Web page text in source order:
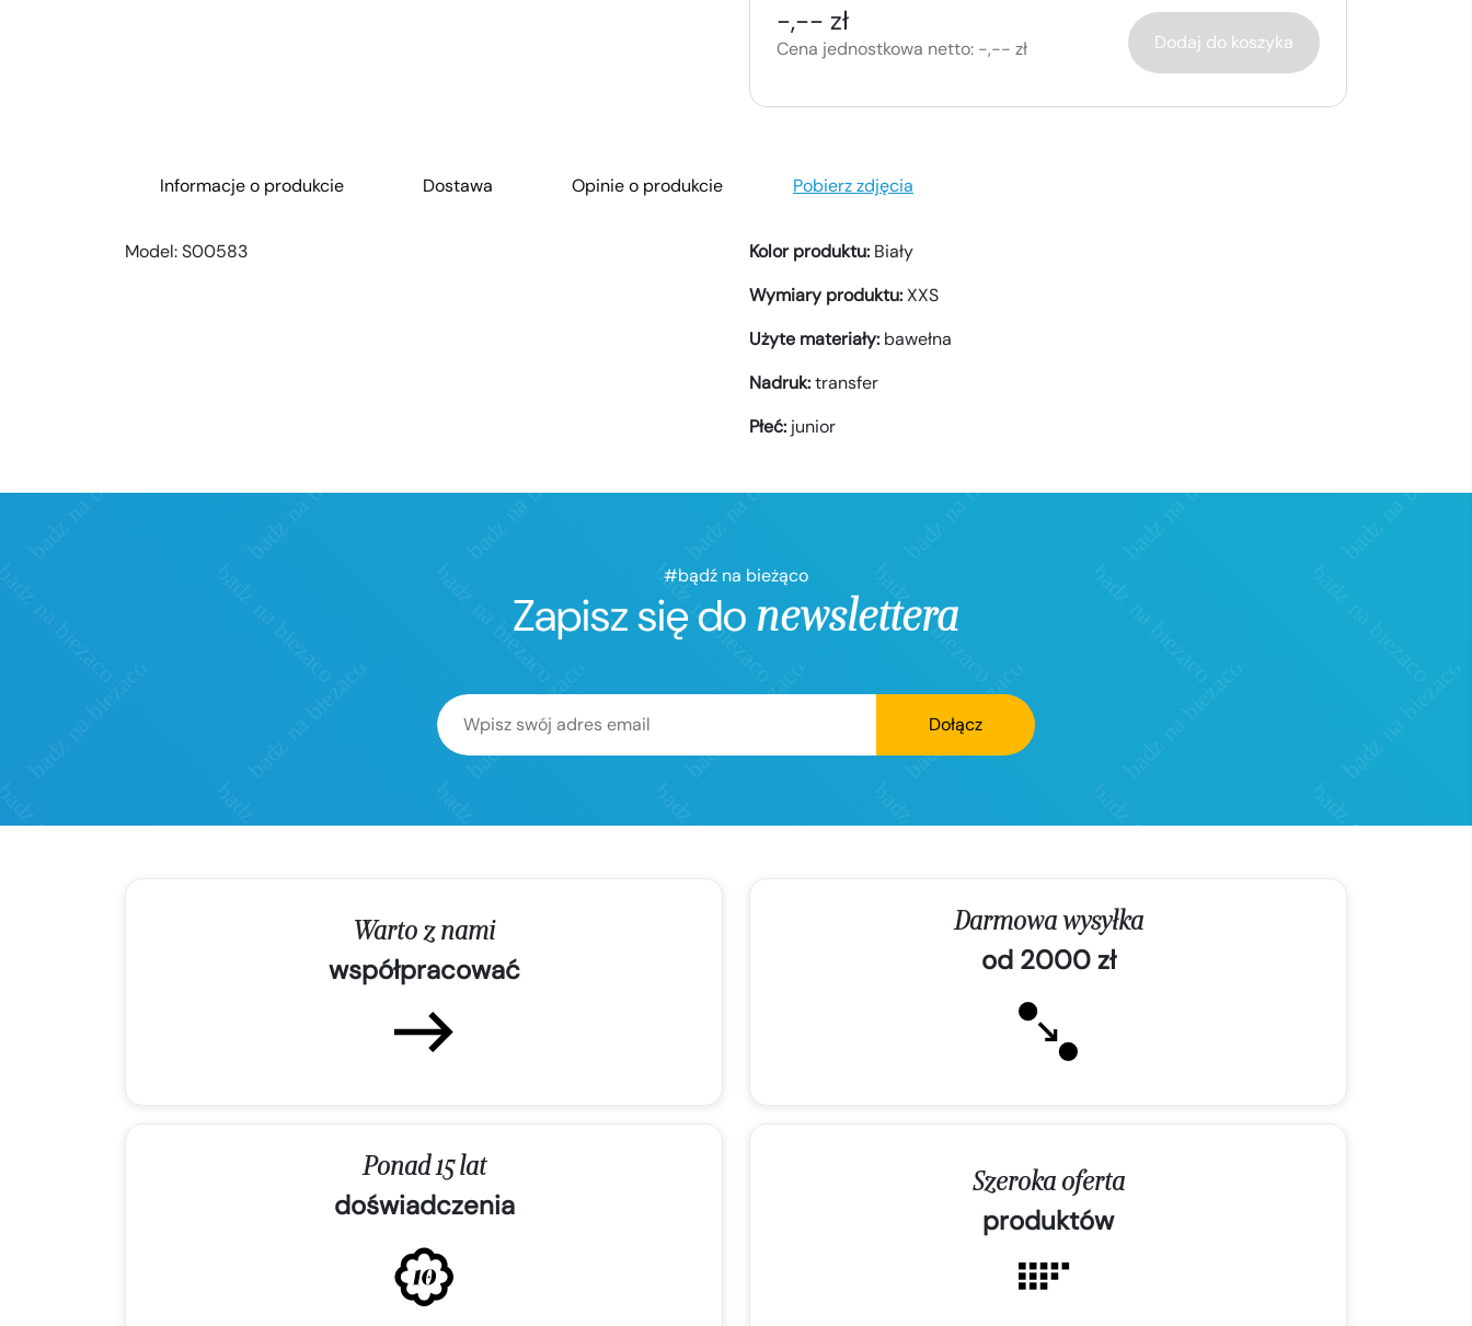
-,-- zł
Cena jednostkowa netto: -,-- zł Dodaj do koszyka
Informacje o produkcie Dostawa Opinie o produkcie Pobierz zdjęcia
Model:S00583 Kolor produktu: Biały
Wymiary produktu:XXS
Użyte materiały: bawełna
Nadruk:transfer
Płeć: junior
#bądź na bieżąco
Zapisz się do newslettera
Dołącz
Warto z nami
współpracować
Darmowa wysyłka
od 2000 zł
Ponad 15 lat
doświadczenia
Szeroka oferta
produktów